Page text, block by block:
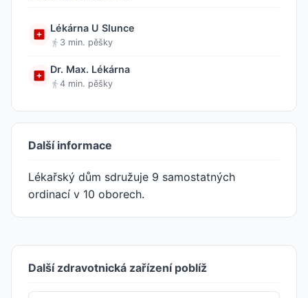
Lékárna U Slunce
3 min. pěšky
Dr. Max. Lékárna
4 min. pěšky
Další informace
Lékařský dům sdružuje 9 samostatných
ordinací v 10 oborech.
Další zdravotnická zařízení poblíž